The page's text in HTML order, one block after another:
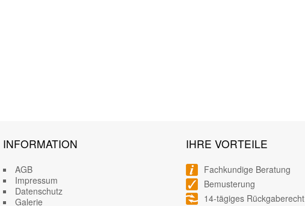
INFORMATION
AGB
Impressum
Datenschutz
Galerie
IHRE VORTEILE
Fachkundige Beratung
Bemusterung
14-tägiges Rückgaberecht